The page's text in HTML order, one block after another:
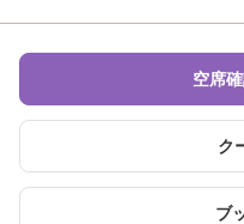
空席
ク
ブ